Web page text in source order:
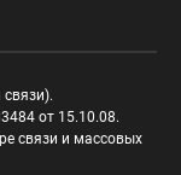
связи).
от 15.10.08.
связи и массовых